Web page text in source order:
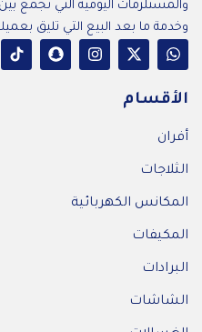
والمستلزمات اليومية التي تجمع
وخدمة ما بعد البيع التي تليق
الأقسام
أفران
الثلاجات
المكانس الكهربائية
المكيفات
البرادات
الشاشات